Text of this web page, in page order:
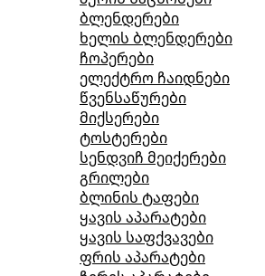
ბლენდერები
ხელის ბლენდერები
ჩოპერები
ელექტრო ჩაიდნები
წვენსაწურები
მიქსერები
ტოსტერები
სენდვიჩ მეიქერები
გრილები
ბლინის ტაფები
ყავის აპარატები
ყავის საფქვავები
ფრის აპარატები